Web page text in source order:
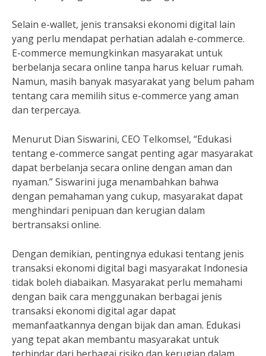
Selain e-wallet, jenis transaksi ekonomi digital lain
yang perlu mendapat perhatian adalah e-commerce.
E-commerce memungkinkan masyarakat untuk
berbelanja secara online tanpa harus keluar rumah.
Namun, masih banyak masyarakat yang belum paham
tentang cara memilih situs e-commerce yang aman
dan terpercaya.
Menurut Dian Siswarini, CEO Telkomsel, “Edukasi
tentang e-commerce sangat penting agar masyarakat
dapat berbelanja secara online dengan aman dan
nyaman.” Siswarini juga menambahkan bahwa
dengan pemahaman yang cukup, masyarakat dapat
menghindari penipuan dan kerugian dalam
bertransaksi online.
Dengan demikian, pentingnya edukasi tentang jenis
transaksi ekonomi digital bagi masyarakat Indonesia
tidak boleh diabaikan. Masyarakat perlu memahami
dengan baik cara menggunakan berbagai jenis
transaksi ekonomi digital agar dapat
memanfaatkannya dengan bijak dan aman. Edukasi
yang tepat akan membantu masyarakat untuk